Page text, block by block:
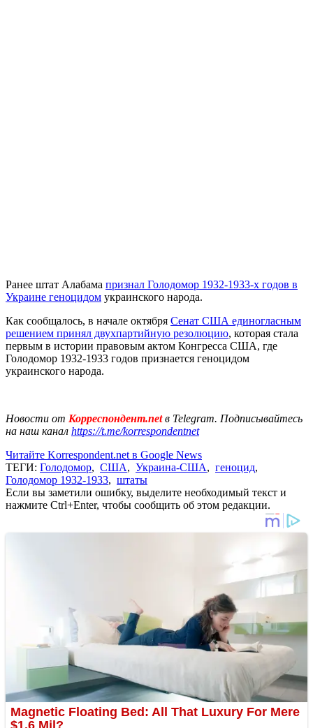
Ранее штат Алабама признал Голодомор 1932-1933-х годов в
Украине геноцидом украинского народа.
Как сообщалось, в начале октября Сенат США единогласным
решением принял двухпартийную резолюцию, которая стала
первым в истории правовым актом Конгресса США, где
Голодомор 1932-1933 годов признается геноцидом
украинского народа.
Новости от Корреспондент.netв Telegram. Подписывайтесь
на наш канал https://t.me/korrespondentnet
Читайте Korrespondent.net в Google News
ТЕГИ: Голодомор, США, Украина-США, геноцид,
Голодомор 1932-1933, штаты
Если вы заметили ошибку, выделите необходимый текст и
нажмите Ctrl+Enter, чтобы сообщить об этом редакции.